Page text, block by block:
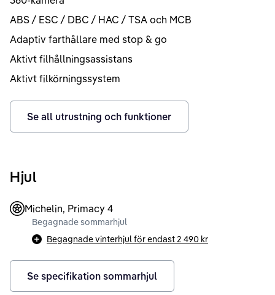
ABS / ESC / DBC / HAC / TSA och MCB
Adaptiv farthållare med stop & go
Aktivt filhållningsassistans
Aktivt filkörningssystem
Se all utrustning och funktioner
Hjul
Michelin, Primacy 4
Begagnade sommarhjul
Begagnade vinterhjul för endast2 490 kr
Se specifikation sommarhjul